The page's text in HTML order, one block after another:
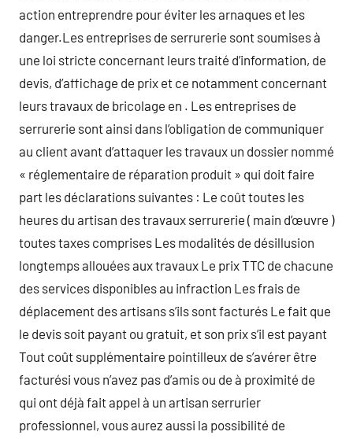
action entreprendre pour éviter les arnaques et les
danger.Les entreprises de serrurerie sont soumises à
une loi stricte concernant leurs traité d’information, de
devis, d’affichage de prix et ce notamment concernant
leurs travaux de bricolage en . Les entreprises de
serrurerie sont ainsi dans l’obligation de communiquer
au client avant d’attaquer les travaux un dossier nommé
« réglementaire de réparation produit » qui doit faire
part les déclarations suivantes : Le coût toutes les
heures du artisan des travaux serrurerie ( main d’œuvre )
toutes taxes comprises Les modalités de désillusion
longtemps allouées aux travaux Le prix TTC de chacune
des services disponibles au infraction Les frais de
déplacement des artisans s’ils sont facturés Le fait que
le devis soit payant ou gratuit, et son prix s’il est payant
Tout coût supplémentaire pointilleux de s’avérer être
facturési vous n’avez pas d’amis ou de à proximité de
qui ont déjà fait appel à un artisan serrurier
professionnel, vous aurez aussi la possibilité de